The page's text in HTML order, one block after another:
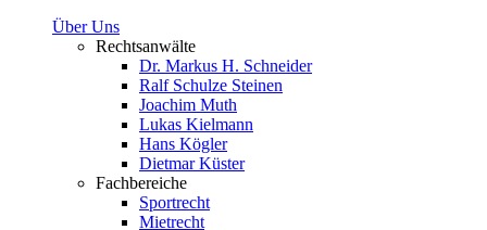
Über Uns
Rechtsanwälte
Dr. Markus H. Schneider
Ralf Schulze Steinen
Joachim Muth
Lukas Kielmann
Hans Kögler
Dietmar Küster
Fachbereiche
Sportrecht
Mietrecht